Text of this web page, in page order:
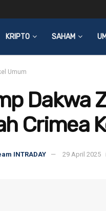
KRIPTO SAHAM
Umum
Dakwa
Crimea
INTRADAY 29 April 2025